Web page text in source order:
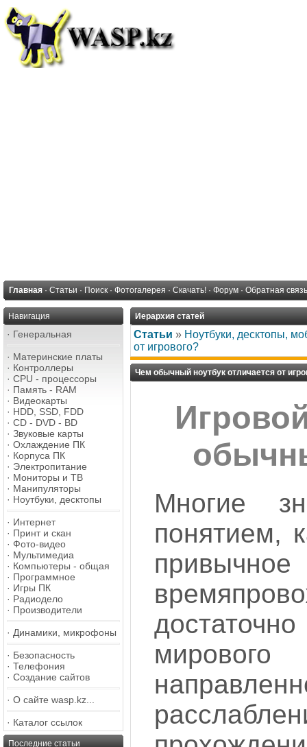
Главная · Статьи · Поиск · Фотогалерея · Скачать! · Форум · Обратная связь
Навигация
· Генеральная
· Материнские платы
· Контроллеры
· CPU - процессоры
· Память - RAM
· Видеокарты
· HDD, SSD, FDD
· CD - DVD - BD
· Звуковые карты
· Охлаждение ПК
· Корпуса ПК
· Электропитание
· Мониторы и ТВ
· Манипуляторы
· Ноутбуки, десктопы
· Интернет
· Принт и скан
· Фото-видео
· Мультимедиа
· Компьютеры - общая
· Программное
· Игры ПК
· Радиодело
· Производители
· Динамики, микрофоны
· Безопасность
· Телефония
· Создание сайтов
· О сайте wasp.kz...
· Каталог ссылок
Последние статьи
Иерархия статей
Статьи » Ноутбуки, десктопы,
от игрового?
Чем обычный ноутбук отличается от
Многие
понятием,
привычное